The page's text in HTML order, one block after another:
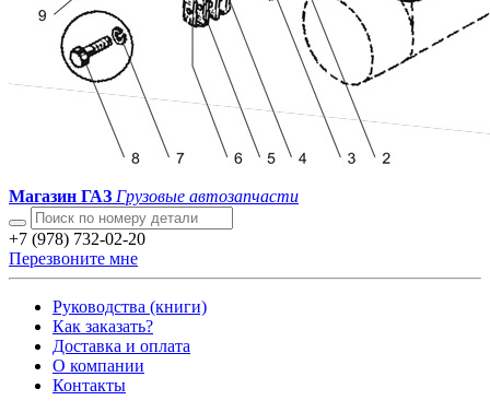
Магазин ГАЗ Грузовые автозапчасти
+7 (978) 732-02-20
Перезвоните мне
Руководства (книги)
Как заказать?
Доставка и оплата
О компании
Контакты